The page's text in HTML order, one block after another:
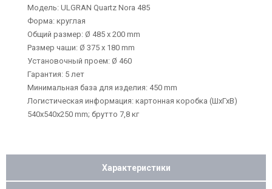
Модель: ULGRAN Quartz Nora 485
Форма: круглая
Общий размер: Ø 485 х 200 mm
Размер чаши: Ø 375 х 180 mm
Установочный проем: Ø 460
Гарантия: 5 лет
Минимальная база для изделия: 450 mm
Логистическая информация: картонная коробка (ШхГхВ)
540х540х250 mm; брутто 7,8 кг
Характеристики